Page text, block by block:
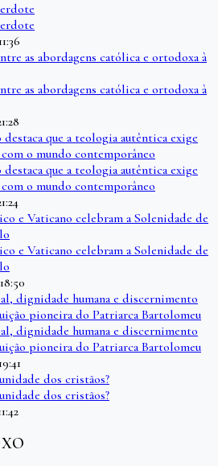
as abordagens católica e ortodoxa à
as abordagens católica e ortodoxa à
que a teologia autêntica exige
o mundo contemporâneo
que a teologia autêntica exige
o mundo contemporâneo
e Vaticano celebram a Solenidade de
e Vaticano celebram a Solenidade de
dignidade humana e discernimento
pioneira do Patriarca Bartolomeu
dignidade humana e discernimento
pioneira do Patriarca Bartolomeu
dos cristãos?
dos cristãos?